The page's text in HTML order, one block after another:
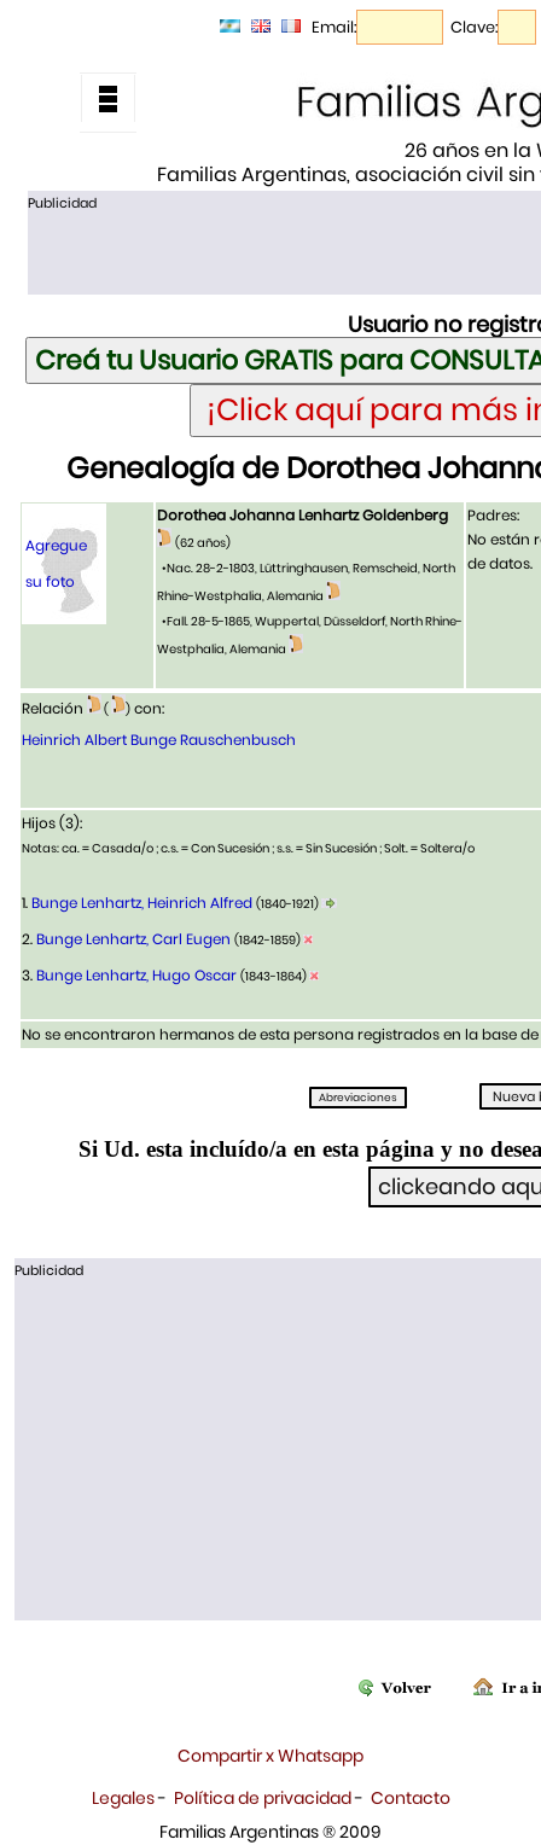
Email: Clave:
26 años en la
Familias Argentinas, asociación civil
Publicidad
Usuario no
Genealogía de Dorothea
Agregue
su foto
Dorothea Johanna Lenhartz Goldenberg
(62 años)
•Nac. 28-2-1803, Lüttringhausen, Remscheid, North
Rhine-Westphalia, Alemania
•Fall. 28-5-1865, Wuppertal, Düsseldorf, North Rhine-
Westphalia, Alemania
Padres:
No están
de datos.
Relación ( ) con:
Heinrich Albert Bunge Rauschenbusch
Hijos (3):
Notas: ca. = Casada/o ; c.s. = Con Sucesión ; s.s. = Sin Sucesión ; Solt. = Soltera/o
1.Bunge Lenhartz, Heinrich Alfred (1840-1921)
2.Bunge Lenhartz, Carl Eugen (1842-1859)
3.Bunge Lenhartz, Hugo Oscar (1843-1864)
No se encontraron hermanos de esta persona registrados en la base
Si Ud. esta incluído/a en esta página y no
Publicidad
Compartir x Whatsapp
Legales- Política de privacidad- Contacto
Familias Argentinas ® 2009